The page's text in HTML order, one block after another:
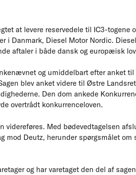
at levere reservedele til IC3-togene
i Danmark, Diesel Motor Nordic.
aftaler i både dansk og europæisk
og umiddelbart efter anket til
blev anket videre til Østre
Den dom ankede
overtrådt konkurrenceloven.
videreføres. Med bødevedtagelsen
mod Deutz, herunder spørgsmålet om
og har varetaget den del af